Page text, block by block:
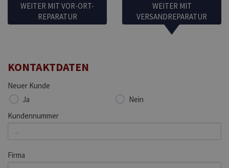
WEITER MIT VOR-ORT-
REPARATUR
WEITER MIT
VERSANDREPARATUR
KONTAKTDATEN
Neuer Kunde
Ja
Nein
Kundennummer
Firma